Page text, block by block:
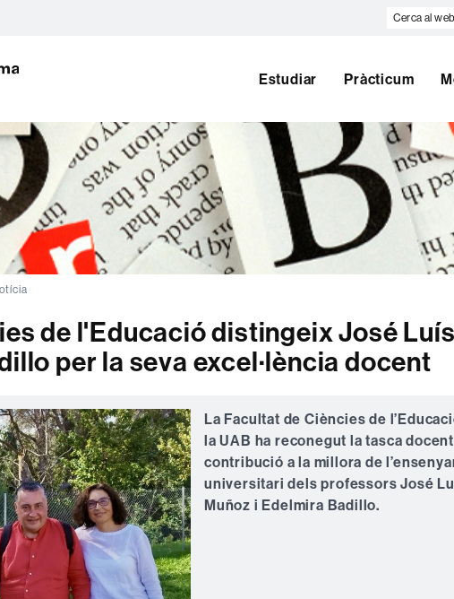
Cerca
B
Estudiar Pràcticum
de l'Educació distingeix José Luís
per la seva excel·lència docent
La Facultat de Ciències de
la UAB ha reconegut la tasca
contribució a la millora de
universitari dels professors José
Muñoz i Edelmira Badillo.